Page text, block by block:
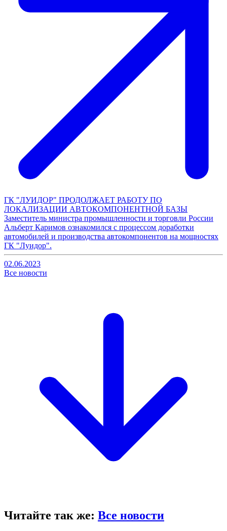
ГК "ЛУИДОР" ПРОДОЛЖАЕТ РАБОТУ ПО
ЛОКАЛИЗАЦИИ АВТОКОМПОНЕНТНОЙ БАЗЫ
Заместитель министра промышленности и торговли России
Альберт Каримов ознакомился с процессом доработки
автомобилей и производства автокомпонентов на мощностях
ГК "Луидор".
02.06.2023
Все новости
Читайте так же: Все новости